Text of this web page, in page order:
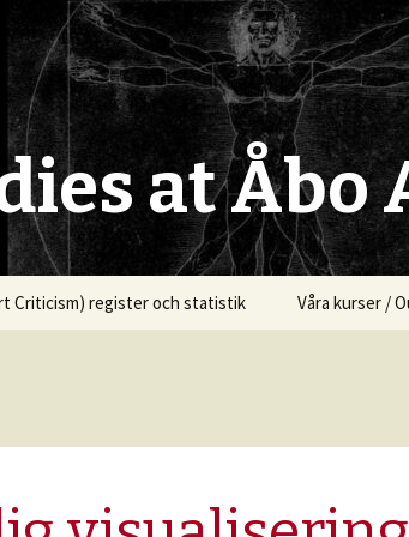
at Åbo
Criticism) register och statistik Våra kurser /